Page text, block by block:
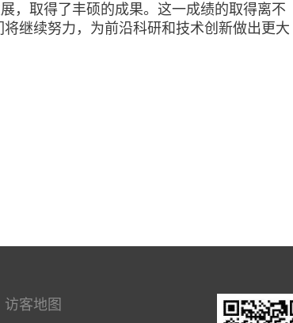
，取得了丰硕的成果。这一成绩的取得离不
继续努力，为前沿科研和技术创新做出更大
访客地图